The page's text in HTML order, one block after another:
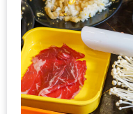
HUAWEI
G7
PLUS
สมา
ร์ท
โฟน